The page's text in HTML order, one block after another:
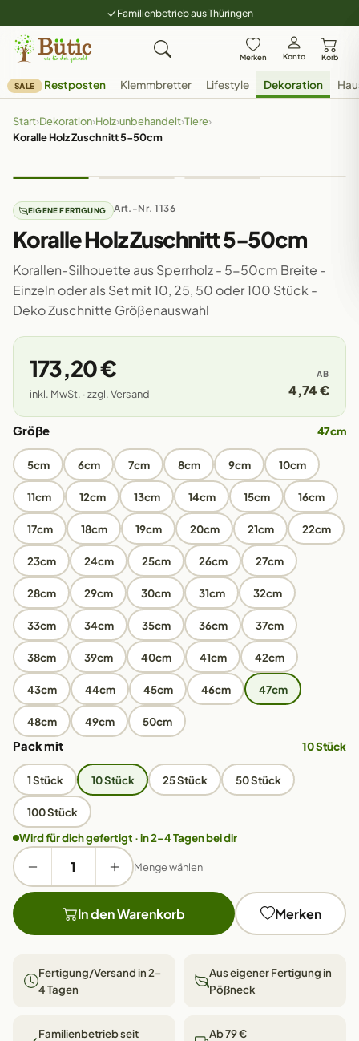
Familienbetrieb aus Thüringen
Merken Konto Korb
SALE Restposten Klemmbretter Lifestyle Dekoration
Start›Dekoration›Holz›unbehandelt›Tiere›
Koralle Holz Zuschnitt 5-50cm
EIGENE FERTIGUNG Art.-Nr. 1136
Koralle Holz Zuschnitt 5-50cm
Korallen-Silhouette aus Sperrholz - 5-50cm Breite -
Einzeln oder als Set mit 10, 25, 50 oder 100 Stück -
Deko Zuschnitte Größenauswahl
173,20 €
inkl. MwSt. · zzgl. Versand
AB
4,74 €
Größe 47cm
5cm 6cm 7cm 8cm 9cm 10cm
11cm 12cm 13cm 14cm 15cm 16cm
17cm 18cm 19cm 20cm 21cm 22cm
23cm 24cm 25cm 26cm 27cm
28cm 29cm 30cm 31cm 32cm
33cm 34cm 35cm 36cm 37cm
38cm 39cm 40cm 41cm 42cm
43cm 44cm 45cm 46cm 47cm
48cm 49cm 50cm
Pack mit 10 Stück
1 Stück 10 Stück 25 Stück 50 Stück
100 Stück
Wird für dich gefertigt · in 2–4 Tagen bei dir
Menge wählen
In den Warenkorb Merken
Fertigung/Versand in 2–
4 Tagen
Aus eigener Fertigung in
Pößneck
Familienbetrieb seit
Ab 79 €